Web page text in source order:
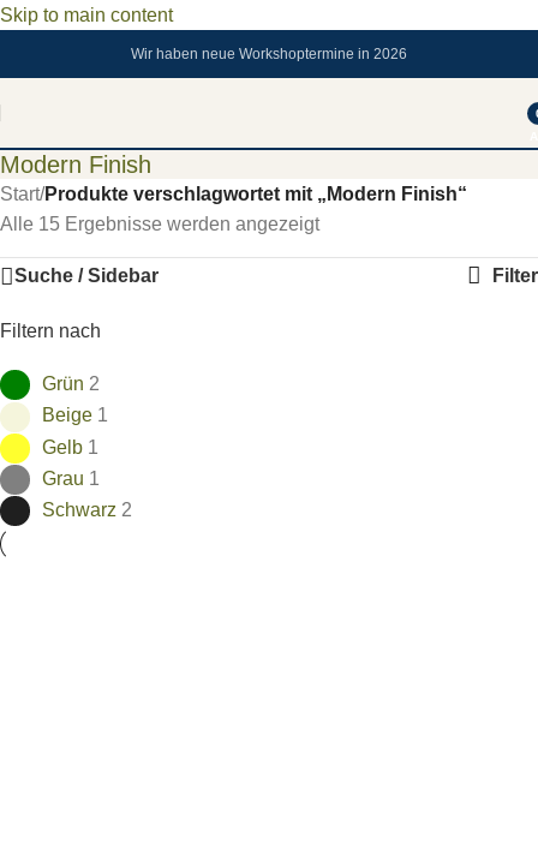
Skip to main content
Wir haben neue Workshoptermine in 2026
Modern Finish
Start/Produkte verschlagwortet mit „Modern Finish“
Alle 15 Ergebnisse werden angezeigt
Suche / Sidebar Filter
Filtern nach
Grün 2
Beige 1
Gelb 1
Grau 1
Schwarz 2